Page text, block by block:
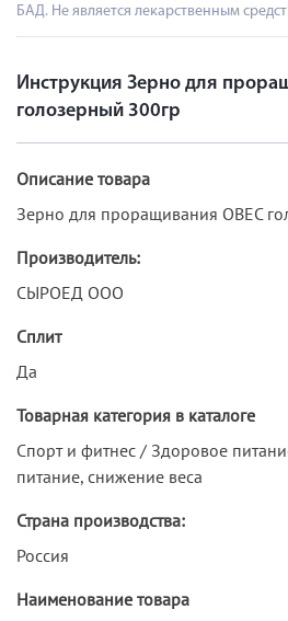
БАД. Не является лекарственным
Инструкция Зерно для
голозерный 300гр
Описание товара
Зерно для проращивания ОВЕС
Производитель:
СЫРОЕД ООО
Сплит
Да
Товарная категория в каталоге
Спорт и фитнес / Здоровое
питание, снижение веса
Страна производства:
Россия
Наименование товара